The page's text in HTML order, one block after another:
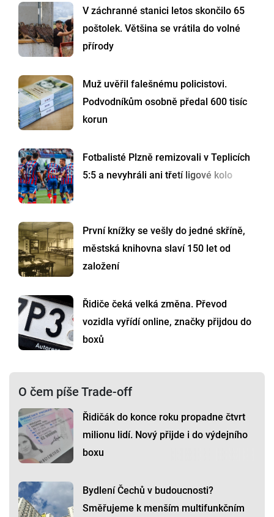
V záchranné stanici letos skončilo 65
poštolek. Většina se vrátila do volné
přírody
Muž uvěřil falešnému policistovi.
Podvodníkům osobně předal 600 tisíc
korun
Fotbalisté Plzně remizovali v Teplicích
5:5 a nevyhráli ani třetí ligové kolo
První knížky se vešly do jedné skříně,
městská knihovna slaví 150 let od
založení
Řidiče čeká velká změna. Převod
vozidla vyřídí online, značky přijdou do
boxů
O čem píše Trade-off
Řidičák do konce roku propadne čtvrt
milionu lidí. Nový přijde i do výdejního
boxu
Bydlení Čechů v budoucnosti?
Směřujeme k menším multifunkčním